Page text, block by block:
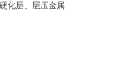
化层、层压金属